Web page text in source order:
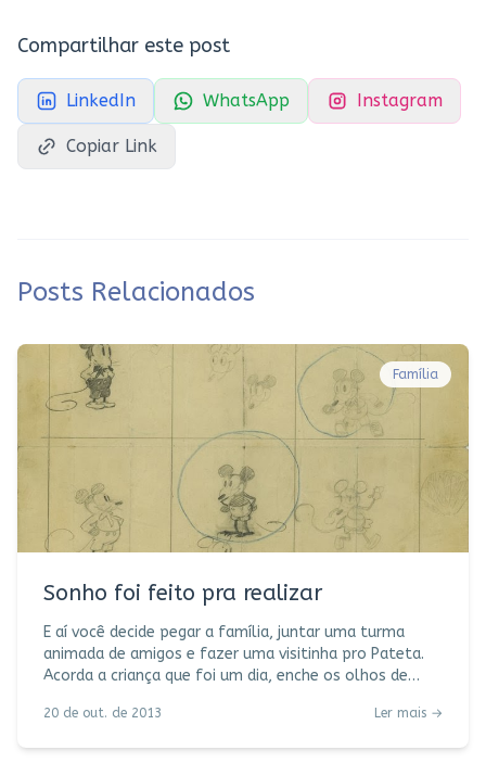
Compartilhar este post
LinkedIn WhatsApp Instagram
Copiar Link
Posts Relacionados
Família
Sonho foi feito pra realizar
E aí você decide pegar a família, juntar uma turma
animada de amigos e fazer uma visitinha pro Pateta.
Acorda a criança que foi um dia, enche os olhos de
“Where dreams come true”, slogan mais preciso não
20 de out. de 2013 Ler mais →